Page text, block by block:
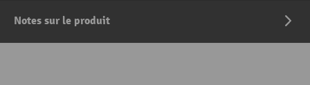
Notes sur le produit